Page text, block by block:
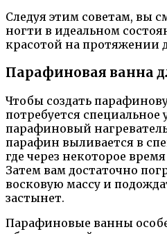
Следуя этим советам, вы
ногти в идеальном
красотой на протяжении
Парафиновая ванна
Чтобы создать
потребуется специальное
парафиновый
парафин выливается в
где через некоторое
Затем вам достаточно
восковую массу и
застынет.
Парафиновые ванны